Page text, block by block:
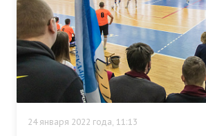
24 января 2022 года, 11:13